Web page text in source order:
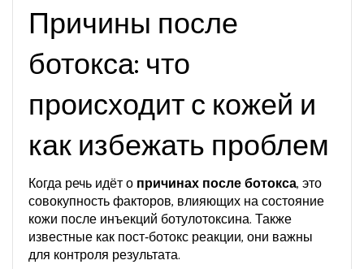
Причины после
ботокса: что
происходит с кожей и
как избежать проблем
Когда речь идёт опричинах после ботокса,это
совокупность факторов, влияющих на состояние
кожи после инъекций ботулотоксина. Также
известные какпост‑ботокс реакции, они важны
для контроля результата.